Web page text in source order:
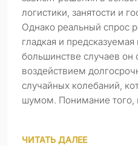
логистики, занятости и
Однако реальный спрос
гладкая и
большинстве случаев он
воздействием
случайных колебаний,
шумом. Понимание того,
ЧИТАТЬ ДАЛЕЕ